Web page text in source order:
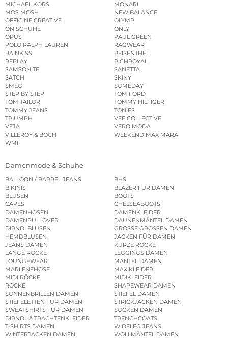
MICHAEL KORS
MONARI
MOS MOSH
NEW BALANCE
OFFICINE CREATIVE
OLYMP
ON SCHUHE
ONLY
OPUS
PAUL GREEN
POLO RALPH LAUREN
RAGWEAR
RAINKISS
REISENTHEL
REPLAY
RICHROYAL
SAMSONITE
SANETTA
SATCH
SKINY
SMEG
SOMEDAY
STEP BY STEP
TOM FORD
TOM TAILOR
TOMMY HILFIGER
TOMMY JEANS
TONIES
TRIUMPH
VEE COLLECTIVE
VEJA
VERO MODA
VILLEROY & BOCH
WEEKEND MAX MARA
WMF
Damenmode & Schuhe
BALLOON / BARREL JEANS
BHS
BIKINIS
BLAZER FÜR DAMEN
BLUSEN
BOOTS
CAPES
CHELSEABOOTS
DAMENHOSEN
DAMENKLEIDER
DAMENPULLOVER
DAUNENMÄNTEL DAMEN
DIRNDLBLUSEN
GROSSE GRÖSSEN DAMEN
HEMDBLUSEN
JACKEN FÜR DAMEN
JEANS DAMEN
KURZE RÖCKE
LANGE RÖCKE
LEGGINGS DAMEN
LOUNGEWEAR
MÄNTEL DAMEN
MARLENEHOSE
MAXIKLEIDER
MIDI RÖCKE
MIDIKLEIDER
RÖCKE
SHAPEWEAR DAMEN
SONNENBRILLEN DAMEN
STIEFEL DAMEN
STIEFELETTEN FÜR DAMEN
STRICKJACKEN DAMEN
SWEATSHIRTS FÜR DAMEN
SOCKEN DAMEN
DIRNDL & TRACHTENKLEIDER
TRENCHCOATS
T-SHIRTS DAMEN
WIDELEG JEANS
WINTERJACKEN DAMEN
WOLLMÄNTEL DAMEN